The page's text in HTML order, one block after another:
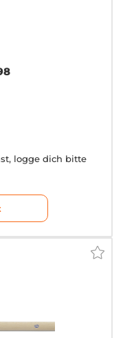
logge dich bitte